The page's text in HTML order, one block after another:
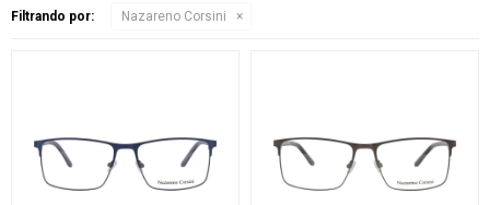
Filtrando por: Nazareno Corsini